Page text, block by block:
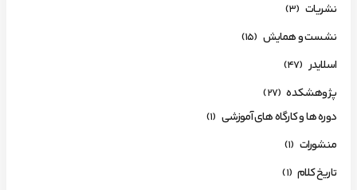
نشریات (3)
نشست و همایش (15)
اسلایدر (47)
پژوهشکده (27)
دوره ها و کارگاه های آموزشی (1)
منشورات (1)
تاریخ کلام (1)